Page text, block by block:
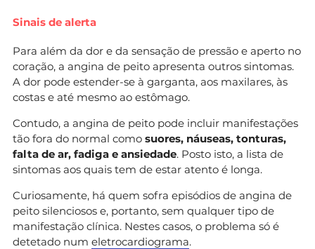
Sinais de alerta
Para além da dor e da sensação de pressão e aperto no
coração, a angina de peito apresenta outros sintomas.
A dor pode estender-se à garganta, aos maxilares, às
costas e até mesmo ao estômago.
Contudo, a angina de peito pode incluir manifestações
tão fora do normal como suores, náuseas, tonturas,
falta de ar, fadiga e ansiedade. Posto isto, a lista de
sintomas aos quais tem de estar atento é longa.
Curiosamente, há quem sofra episódios de angina de
peito silenciosos e, portanto, sem qualquer tipo de
manifestação clínica. Nestes casos, o problema só é
detetado num eletrocardiograma.